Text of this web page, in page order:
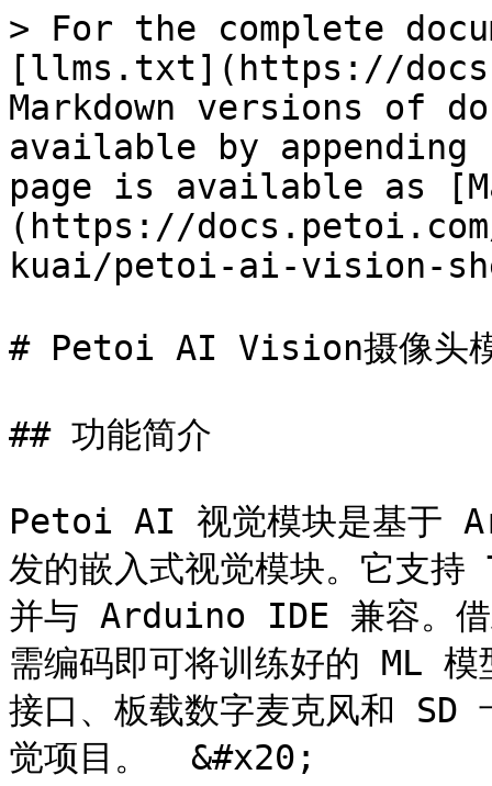
> For the complete
[llms.txt](https://
Markdown versions of
available by
page is available as
(https://
kuai/petoi-ai-vision-
# Petoi AI Vision摄像头
## 功能简介
Petoi AI 视觉模块是基于
发的嵌入式视觉模块。它支
并与 Arduino IDE 兼容。
需编码即可将训练好的 ML
接口、板载数字麦克风和
觉项目。  &#x20;